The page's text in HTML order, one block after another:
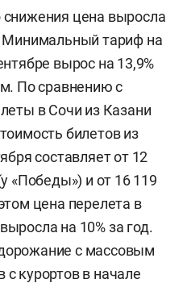
цена выросла
Минимальный тариф на
вырос на 13,9%
По сравнению с
в Сочи из Казани
билетов из
составляет от 12
«Победы») и от 16 119
цена перелета в
на 10% за год.
с массовым
курортов в начале